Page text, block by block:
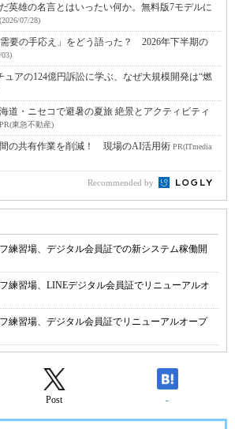
英雄の名言とはいったい何か。無料版7モデルに
(2026/07/28)
要の手応え」をどう語った？ 2026年下半期の
03)
ュアの124億円訴訟に学ぶ、なぜ大規模開発は“燃
道・ニセコで避暑の夏旅 絶景とアクティビティ
PR(東急不動産)
間の共有作業を削減！ 現場のAI活用術 PR(ITmedia
Recommended by
練習場、デジタル会員証での新システム稼働開
練習場、LINEデジタル会員証でリニューアルオ
練習場、デジタル会員証でリニューアルオープ
Post -